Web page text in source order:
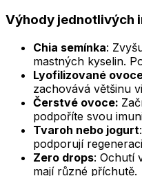
Výhody jednotlivých
Chia semínka:
mastných kyselin.
Lyofilizované
zachovává většinu
Čerstvé ovoce:
podpoříte svou
Tvaroh nebo jogurt
podporují
Zero drops: Ochutí
mají různé příchutě.